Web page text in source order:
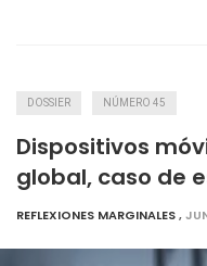
DOSSIER NÚMERO 45
Dispositivos
global, caso de
REFLEXIONES MARGINALES,